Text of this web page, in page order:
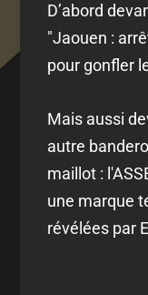
D’abord
"Jaouen :
pour gonfler
Mais aussi
autre
maillot :
une marque
révélées par